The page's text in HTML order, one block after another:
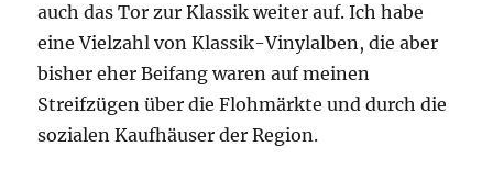
auch das Tor zur Klassik weiter auf. Ich habe
eine Vielzahl von Klassik-Vinylalben, die aber
bisher eher Beifang waren auf meinen
Streifzügen über die Flohmärkte und durch die
sozialen Kaufhäuser der Region.